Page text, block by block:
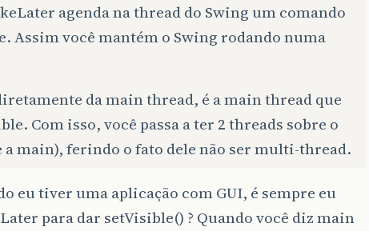
agenda na thread do Swing um comando
Assim você mantém o Swing rodando numa
da main thread, é a main thread que
Com isso, você passa a ter 2 threads sobre o
a main), ferindo o fato dele não ser multi-thread.
eu tiver uma aplicação com GUI, é sempre eu
para dar setVisible() ? Quando você diz main